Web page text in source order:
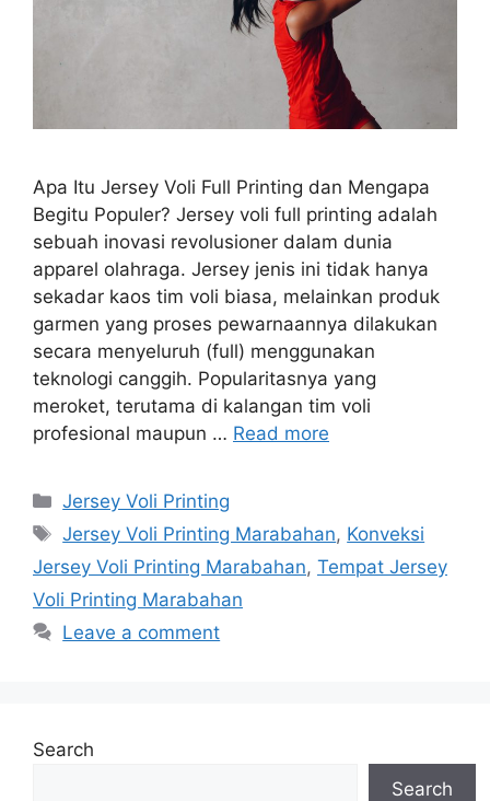
Apa Itu Jersey Voli Full Printing dan Mengapa
Begitu Populer? Jersey voli full printing adalah
sebuah inovasi revolusioner dalam dunia
apparel olahraga. Jersey jenis ini tidak hanya
sekadar kaos tim voli biasa, melainkan produk
garmen yang proses pewarnaannya dilakukan
secara menyeluruh (full) menggunakan
teknologi canggih. Popularitasnya yang
meroket, terutama di kalangan tim voli
profesional maupun … Read more
Categories
Jersey Voli Printing
Tags
Jersey Voli Printing Marabahan, Konveksi
Jersey Voli Printing Marabahan, Tempat Jersey
Voli Printing Marabahan
Leave a comment
Search
Search